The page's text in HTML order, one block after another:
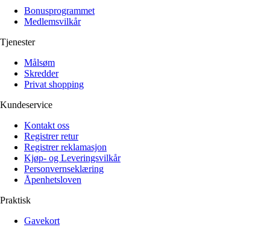
Bonusprogrammet
Medlemsvilkår
Tjenester
Målsøm
Skredder
Privat shopping
Kundeservice
Kontakt oss
Registrer retur
Registrer reklamasjon
Kjøp- og Leveringsvilkår
Personvernseklæring
Åpenhetsloven
Praktisk
Gavekort